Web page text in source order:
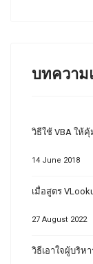
บทควา
วิธีใช้ VBA ให้
14 June 2018
เมื่อสูตร
27 August 2022
วิธีเอาใจผู้บริห